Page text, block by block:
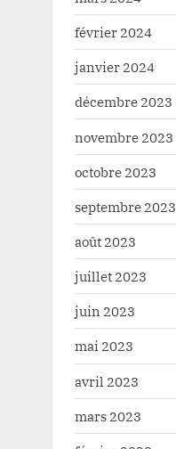
février 2024
janvier 2024
décembre 2023
novembre 2023
octobre 2023
septembre 2023
août 2023
juillet 2023
juin 2023
mai 2023
avril 2023
mars 2023